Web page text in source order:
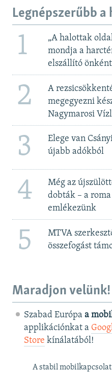
Legnépszerűbb a
1
„A halottak
mondja a
elszállító
2
A
megegyezni
Nagymarosi
3
Elege van
újabb adókból
4
Még az
dobták – a
emlékezünk
5
MTVA
összefogást
Maradjon velünk!
Szabad Európa a
applikációnkat a
Store kínálatából!
A stabil